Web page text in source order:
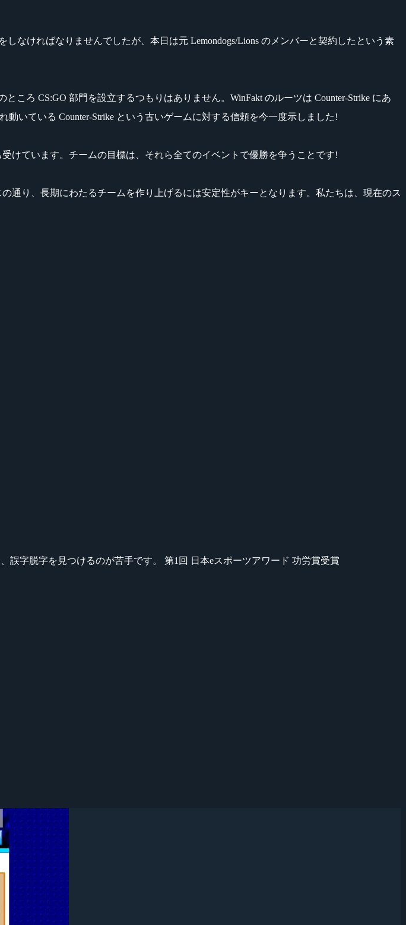
なければなりませんでしたが、本日は元 Lemondogs/Lions のメンバーと契約したという素
ころ CS:GO 部門を設立するつもりはありません。WinFakt のルーツは Counter-Strike にあ
いている Counter-Strike という古いゲームに対する信頼を今一度示しました!
けています。チームの目標は、それら全てのイベントで優勝を争うことです!
通り、長期にわたるチームを作り上げるには安定性がキーとなります。私たちは、現在のス
誤字脱字を見つけるのが苦手です。 第1回 日本eスポーツアワード 功労賞受賞